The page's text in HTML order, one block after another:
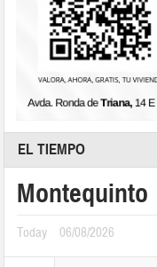
EL TIEMPO
Montequinto
Today 06/08/2026